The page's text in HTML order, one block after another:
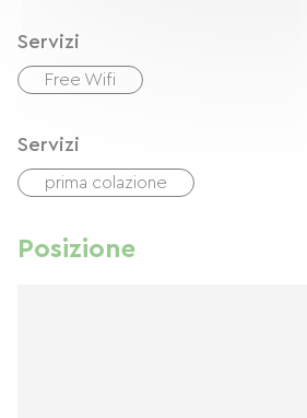
Servizi
Free Wifi
Servizi
prima colazione
Posizione